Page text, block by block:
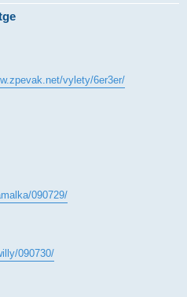
vylety/6er3er/
090729/
090730/